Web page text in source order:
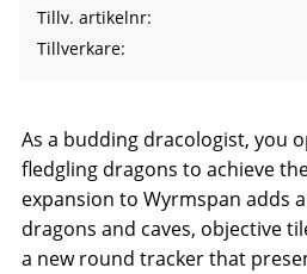
Tillv. artikelnr
Tillverkare
As a budding dracologist, you
fledgling dragons to achieve
expansion to Wyrmspan adds
dragons and caves, objective
a new round tracker that